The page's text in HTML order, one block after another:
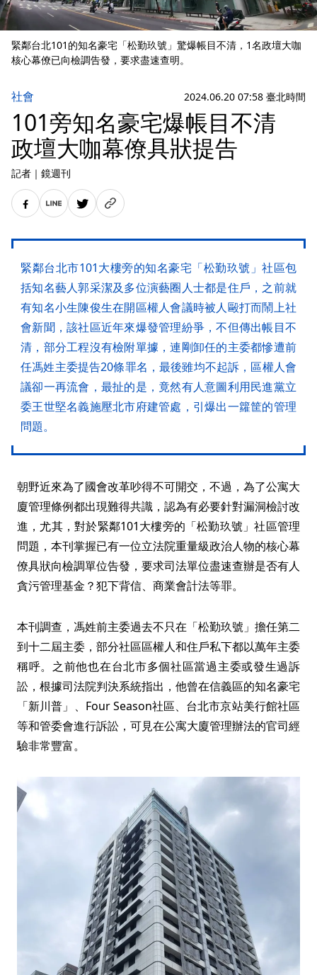
緊鄰台北101的知名豪宅「松勤玖號」驚爆帳目不清，1名政壇大咖
核心幕僚已向檢調告發，要求盡速查明。
社會 2024.06.20 07:58 臺北時間
101旁知名豪宅爆帳目不清
政壇大咖幕僚具狀提告
記者 ｜ 鏡週刊
緊鄰台北市101大樓旁的知名豪宅「松勤玖號」社區包
括知名藝人郭采潔及多位演藝圈人士都是住戶，之前就
有知名小生陳俊生在開區權人會議時被人毆打而鬧上社
會新聞，該社區近年來爆發管理紛爭，不但傳出帳目不
清，部分工程沒有檢附單據，連剛卸任的主委都慘遭前
任馮姓主委提告20條罪名，最後雖均不起訴，區權人會
議卻一再流會，最扯的是，竟然有人意圖利用民進黨立
委王世堅名義施壓北市府建管處，引爆出一籮筐的管理
問題。
朝野近來為了國會改革吵得不可開交，不過，為了公寓大
廈管理條例都出現難得共識，認為有必要針對漏洞檢討改
進，尤其，對於緊鄰101大樓旁的「松勤玖號」社區管理
問題，本刊掌握已有一位立法院重量級政治人物的核心幕
僚具狀向檢調單位告發，要求司法單位盡速查辦是否有人
貪污管理基金？犯下背信、商業會計法等罪。
本刊調查，馮姓前主委過去不只在「松勤玖號」擔任第二
到十二屆主委，部分社區區權人和住戶私下都以萬年主委
稱呼。之前他也在台北市多個社區當過主委或發生過訴
訟，根據司法院判決系統指出，他曾在信義區的知名豪宅
「新川普」、Four Season社區、台北市京站美行館社區
等和管委會進行訴訟，可見在公寓大廈管理辦法的官司經
驗非常豐富。